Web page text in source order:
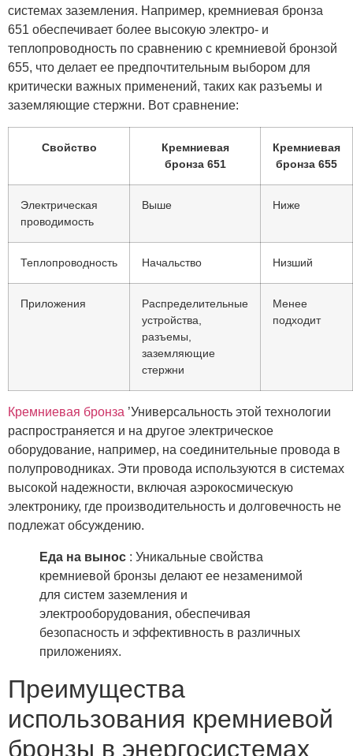
системах заземления. Например, кремниевая бронза
651 обеспечивает более высокую электро- и
теплопроводность по сравнению с кремниевой бронзой
655, что делает ее предпочтительным выбором для
критически важных применений, таких как разъемы и
заземляющие стержни. Вот сравнение:
Свойство
Кремниевая
бронза 651
Кремниевая
бронза 655
Электрическая
проводимость
Выше Ниже
Теплопроводность Начальство Низший
Приложения
Распределительные
устройства,
разъемы,
заземляющие
стержни
Менее
подходит
Кремниевая бронза ’Универсальность этой технологии
распространяется и на другое электрическое
оборудование, например, на соединительные провода в
полупроводниках. Эти провода используются в системах
высокой надежности, включая аэрокосмическую
электронику, где производительность и долговечность не
подлежат обсуждению.
Еда на вынос : Уникальные свойства
кремниевой бронзы делают ее незаменимой
для систем заземления и
электрооборудования, обеспечивая
безопасность и эффективность в различных
приложениях.
Преимущества
использования кремниевой
бронзы в энергосистемах